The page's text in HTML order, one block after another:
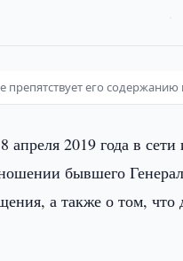
его
8 апреля 2019 года в
бывшего
а также о том,